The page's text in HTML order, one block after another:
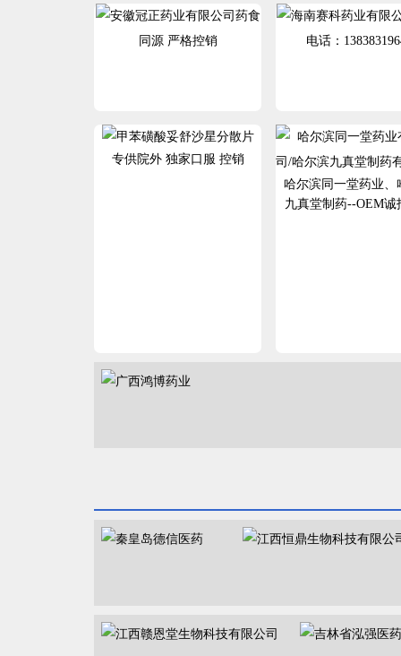
药食
同源 严格控销
电话：
专供院外 独家口服 控销
哈尔滨同一堂药业、
九真堂制药--OEM诚